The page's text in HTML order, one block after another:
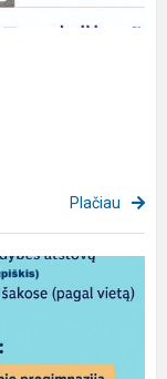
Plačiau